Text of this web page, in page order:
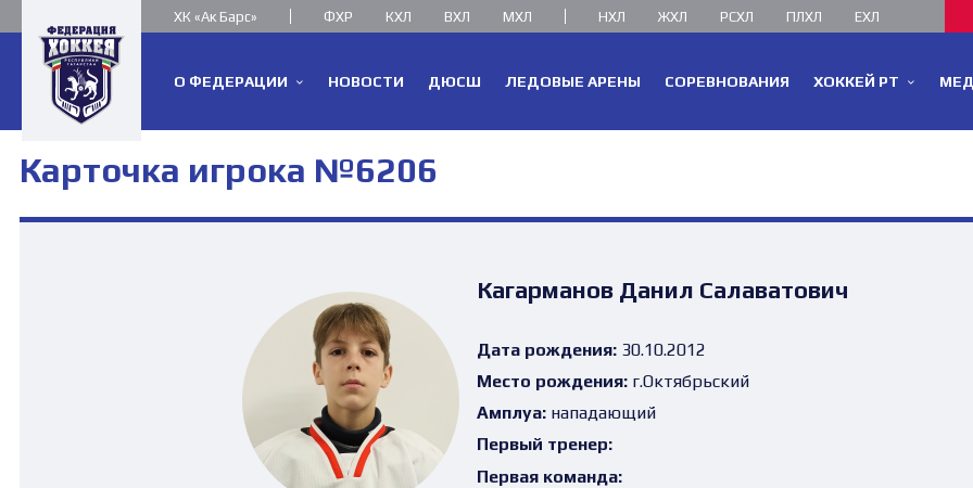
ХК «Ак Барс» ФХР КХЛ ВХЛ МХЛ НХЛ ЖХЛ РСХЛ ПЛХЛ ЕХЛ
О ФЕДЕРАЦИИ НОВОСТИ ДЮСШ ЛЕДОВЫЕ АРЕНЫ СОРЕВНОВАНИЯ ХОККЕЙ РТ
Карточка игрока №6206
Кагарманов Данил Салаватович
Дата рождения:30.10.2012
Место рождения:г.Октябрьский
Амплуа:нападающий
Первый тренер:
Первая команда: